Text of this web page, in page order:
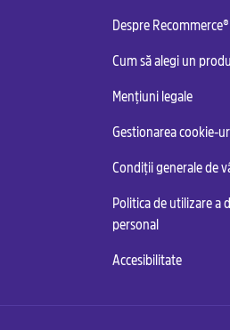
Despre Recommerce®
Cum să alegi un
Mențiuni legale
Gestionarea cookie-
Condiții generale de
Politica de utilizare a
personal
Accesibilitate